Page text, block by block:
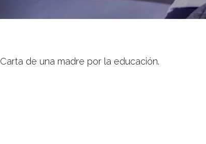
Carta de una madre por la educación.